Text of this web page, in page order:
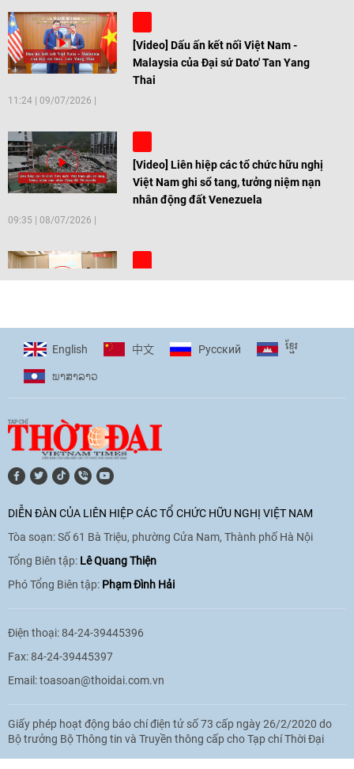
[Video] Dấu ấn kết nối Việt Nam -
Malaysia của Đại sứ Dato' Tan Yang
Thai
11:24 09/07/2026
[Video] Liên hiệp các tổ chức hữu nghị
Việt Nam ghi sổ tang, tưởng niệm nạn
nhân động đất Venezuela
09:35 08/07/2026
[Video] Trẻ em Đông Á cùng kiến tạo
11:10|17/06/2026
hòa bình, hữu nghị giữa các dân tộc"
cho Đại sứ Hungary tại Việt Nam
17:25| 13/06/2026
sinh Việt Nam tại trại hè Artek
14:41 12/06/2026
English 中文 Pусский ខ្មែរ
ພາ​ສາ​ລາວ
DIỄN ĐÀN CỦA LIÊN HIỆP CÁC TỔ CHỨC HỮU NGHỊ VIỆT NAM
Tòa soạn: Số 61 Bà Triệu, phường Cửa Nam, Thành phố Hà Nội
Tổng Biên tập: Lê Quang Thiện
Phó Tổng Biên tập: Phạm Đình Hải
Điện thoại: 84-24-39445396
Fax: 84-24-39445397
Email:toasoan@thoidai.com.vn
Giấy phép hoạt động báo chí điện tử số 73 cấp ngày 26/2/2020 do
Bộ trưởng Bộ Thông tin và Truyền thông cấp cho Tạp chí Thời Đại